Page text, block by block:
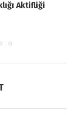
Aktifliği